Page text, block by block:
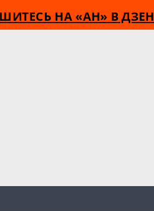
НА «АН» В ДЗЕН